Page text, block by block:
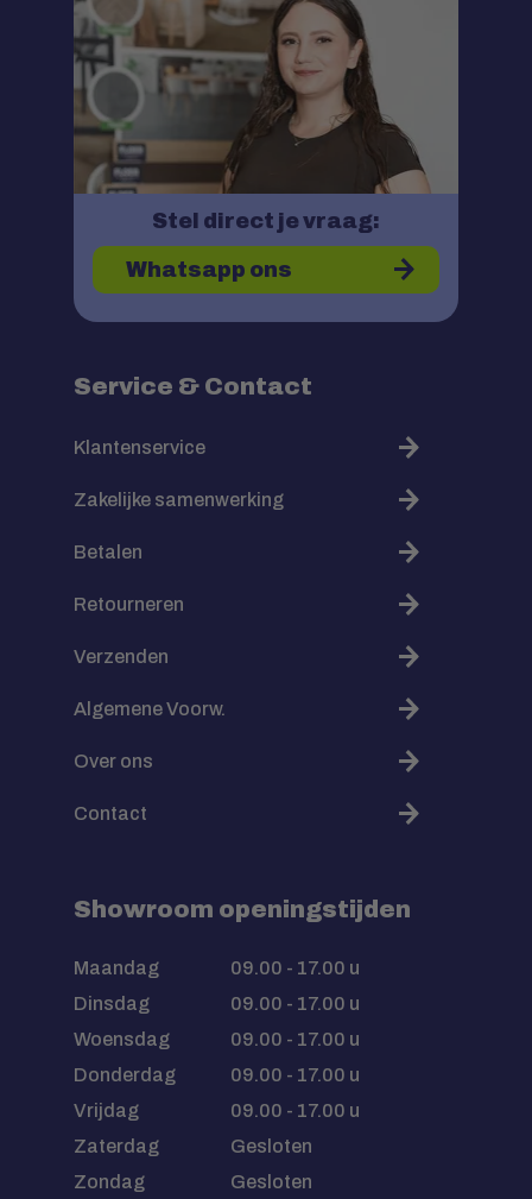
Stel direct je vraag:
Whatsapp ons
Service & Contact
Klantenservice
Zakelijke samenwerking
Betalen
Retourneren
Verzenden
Algemene Voorw.
Over ons
Contact
Showroom openingstijden
Maandag
09.00 - 17.00 u
Dinsdag
09.00 - 17.00 u
Woensdag
09.00 - 17.00 u
Donderdag
09.00 - 17.00 u
Vrijdag
09.00 - 17.00 u
Zaterdag
Gesloten
Zondag
Gesloten